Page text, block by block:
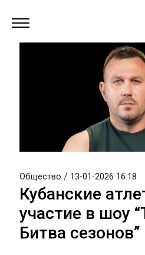
Общество / 13-01-2026 16:18
Кубанские
участие в шоу
Битва сезонов”